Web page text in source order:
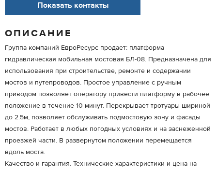
Показать контакты
ОПИСАНИЕ
Группа компаний ЕвроРесурс продает: платформа
гидравлическая мобильная мостовая БЛ-08. Предназначена для
использования при строительстве, ремонте и содержании
мостов и путепроводов. Простое управление с ручным
приводом позволяет оператору привести платформу в рабочее
положение в течение 10 минут. Перекрывает тротуары шириной
до 2.5м, позволяет обслуживать подмостовую зону и фасады
мостов. Работает в любых погодных условиях и на заснеженной
проезжей части. В развернутом положении перемещается
вдоль моста.
Качество и гарантия. Технические характеристики и цена на